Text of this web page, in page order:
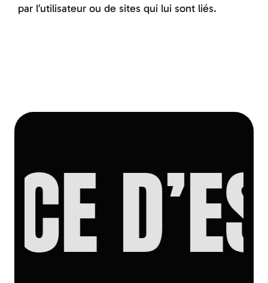
par l’utilisateur ou de sites qui lui sont liés.